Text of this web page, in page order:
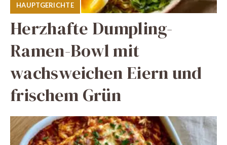
HAUPTGERICHTE
Herzhafte Dumpling-
Ramen-Bowl mit
wachsweichen Eiern und
frischem Grün